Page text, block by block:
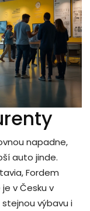
napadne,
auto jinde.
Fordem
v Česku v
výbavu i